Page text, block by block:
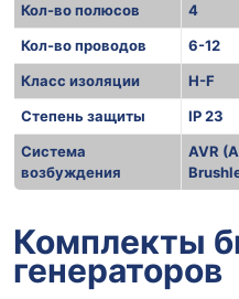
Кол-во полюсов
4
Кол-во проводов
6-12
Класс изоляции
H-F
Степень защиты
IP 23
Система
возбуждения
AVR
Комплекты
генераторов